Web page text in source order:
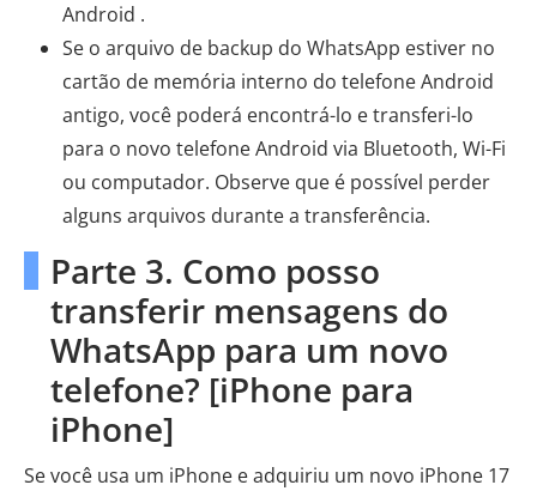
Android .
Se o arquivo de backup do WhatsApp estiver no
cartão de memória interno do telefone Android
antigo, você poderá encontrá-lo e transferi-lo
para o novo telefone Android via Bluetooth, Wi-Fi
ou computador. Observe que é possível perder
alguns arquivos durante a transferência.
Parte 3. Como posso
transferir mensagens do
WhatsApp para um novo
telefone? [iPhone para
iPhone]
Se você usa um iPhone e adquiriu um novo iPhone 17